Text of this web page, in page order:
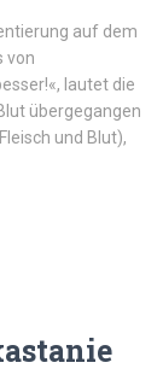
auf dem
von
lautet die
übergegangen
und Blut),